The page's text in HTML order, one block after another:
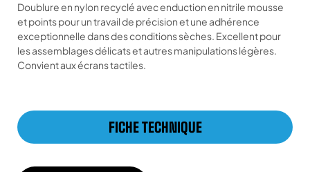
Doublure en nylon recyclé avec enduction en nitrile mousse
et points pour un travail de précision et une adhérence
exceptionnelle dans des conditions sèches. Excellent pour
les assemblages délicats et autres manipulations légères.
Convient aux écrans tactiles.
FICHE TECHNIQUE